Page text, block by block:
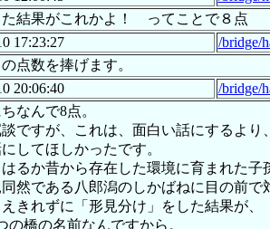
た結果がこれかよ！ ってことで８点
17:23:27
/bridge/
点数を捧げます。
20:06:40
/bridge/
なんで8点。
ですが、これは、面白い話にするより
してほしかったです。
るか昔から存在した環境に育まれた子
然である八郎潟のしかばねに目の前で
きれずに「形見分け」をした結果が、
の橋の名前なんですから。